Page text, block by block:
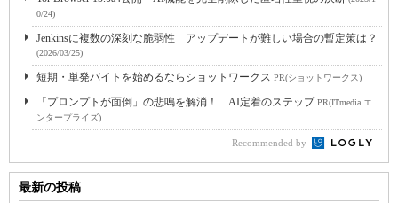
0/24)
Jenkinsに複数の深刻な脆弱性 アップデートが難しい場合の暫定策は？
(2026/03/25)
短期・単発バイトを始めるならショットワークス PR(ショットワークス)
「プロンプトが面倒」の悲鳴を解消！ AI定着のステップPR(ITmedia エ
ンタープライズ)
Recommended by
最新の投稿